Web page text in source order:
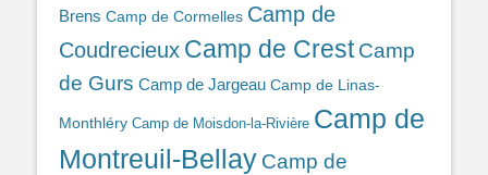
Brens Camp de Cormelles Camp de
Coudrecieux Camp de Crest Camp
de Gurs Camp de Jargeau Camp de Linas-
Monthléry Camp de Moisdon-la-Rivière Camp de
Montreuil-Bellay Camp de